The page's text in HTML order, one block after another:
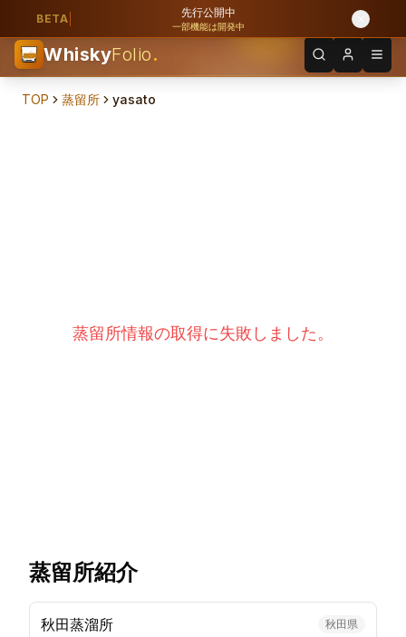
BETA 先行公開中
一部機能は開発中
WhiskyFolio.
TOP 蒸留所 yasato
蒸留所情報の取得に失敗しました。
蒸留所紹介
秋田蒸溜所 秋田県